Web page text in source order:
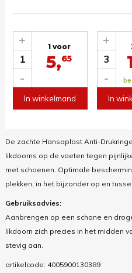
1
-
+ 1 voor
5,65
In winkelmand
3
-
+
In
De zachte Hansaplast Anti-
likdoorns op de voeten tegen
met schoenen. Optimale
plekken, in het bijzonder op en
Gebruiksadvies:
Aanbrengen op een schone en
likdoorn zich precies in het midden
stevig aan.
artikelcode: 4005900130389